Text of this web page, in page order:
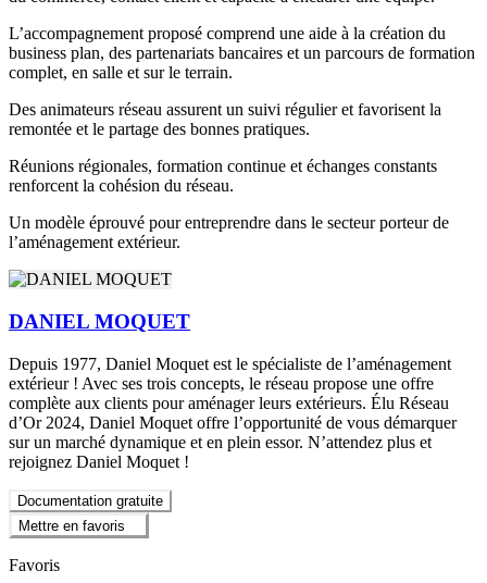
L’accompagnement proposé comprend une aide à la création du
business plan, des partenariats bancaires et un parcours de formation
complet, en salle et sur le terrain.
Des animateurs réseau assurent un suivi régulier et favorisent la
remontée et le partage des bonnes pratiques.
Réunions régionales, formation continue et échanges constants
renforcent la cohésion du réseau.
Un modèle éprouvé pour entreprendre dans le secteur porteur de
l’aménagement extérieur.
DANIEL MOQUET
Depuis 1977, Daniel Moquet est le spécialiste de l’aménagement
extérieur ! Avec ses trois concepts, le réseau propose une offre
complète aux clients pour aménager leurs extérieurs. Élu Réseau
d’Or 2024, Daniel Moquet offre l’opportunité de vous démarquer
sur un marché dynamique et en plein essor. N’attendez plus et
rejoignez Daniel Moquet !
Documentation gratuite
Mettre en favoris
Favoris